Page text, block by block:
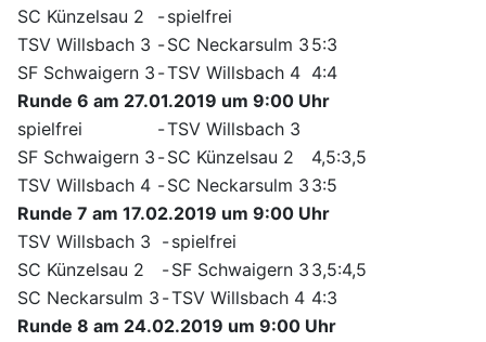
SC Künzelsau 2
-spielfrei
TSV Willsbach 3 -SC Neckarsulm 3 5:3
SF Schwaigern 3 -TSV Willsbach 4 4:4
Runde 6 am 27.01.2019 um 9:00 Uhr
spielfrei
-TSV Willsbach 3
SF Schwaigern 3 -SC Künzelsau 2
4,5:3,5
TSV Willsbach 4 -SC Neckarsulm 3 3:5
Runde 7 am 17.02.2019 um 9:00 Uhr
TSV Willsbach 3 -spielfrei
SC Künzelsau 2
-SF Schwaigern 3 3,5:4,5
SC Neckarsulm 3 -TSV Willsbach 4 4:3
Runde 8 am 24.02.2019 um 9:00 Uhr